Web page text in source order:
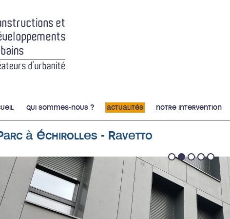
qui sommes-nous ? actualités notre intervention
à Échirolles - Ravetto
1 3 4 5